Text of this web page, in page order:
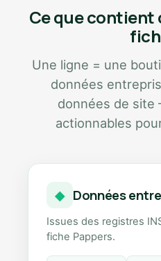
Ce que contient
Une ligne = une
données
données de site
actionnables
◆ Données
Issues des registres
fiche Pappers.